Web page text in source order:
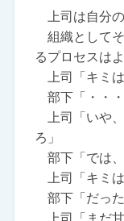
上司は自分の
組織として
るプロセスは
上司「キミは
部下「・・・
上司「いや、
ろ」
部下「では、
上司「キミは
部下「だった